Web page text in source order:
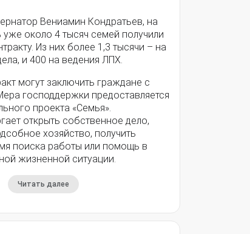
Вениамин Кондратьев, на
около 4 тысяч семей получили
Из них более 1,3 тысячи – на
и 400 на ведения ЛПХ.
могут заключить граждане с
господдержки предоставляется
проекта «Семья».
открыть собственное дело,
хозяйство, получить
поиска работы или помощь в
жизненной ситуации.
Читать далее